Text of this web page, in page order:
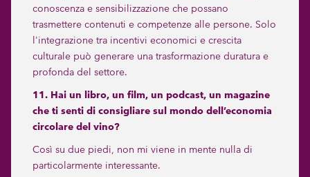
conoscenza e sensibilizzazione che possano
trasmettere contenuti e competenze alle persone. Solo
l'integrazione tra incentivi economici e crescita
culturale può generare una trasformazione duratura e
profonda del settore.
11. Hai un libro, un film, un podcast, un magazine
che ti senti di consigliare sul mondo dell’economia
circolare del vino?
Così su due piedi, non mi viene in mente nulla di
particolarmente interessante.